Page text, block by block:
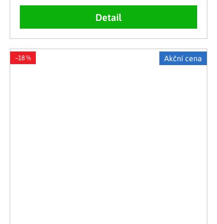
Detail
Akční cena
–18 %